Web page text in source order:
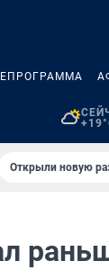
Открыли новую